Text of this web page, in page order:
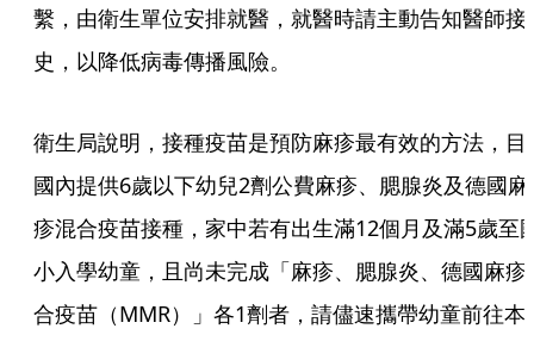
繫，由衛生單位安排就醫，就醫時請主動告知醫師接
史，以降低病毒傳播風險。
衛生局說明，接種疫苗是預防麻疹最有效的方法，目
國內提供6歲以下幼兒2劑公費麻疹、腮腺炎及德國麻
疹混合疫苗接種，家中若有出生滿12個月及滿5歲至
小入學幼童，且尚未完成「麻疹、腮腺炎、德國麻疹
合疫苗（MMR）」各1劑者，請儘速攜帶幼童前往本